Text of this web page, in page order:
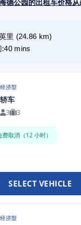
德公园的出租车价格
里 (24.86 km)
:40 mins
经济型
轿车
3 3
费取消（12 小时）
SELECT VEHICLE
经济型